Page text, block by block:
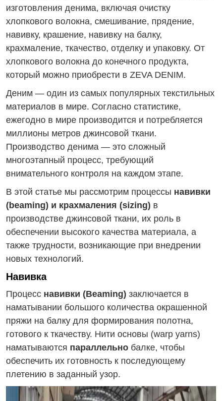
изготовления денима, включая очистку
хлопкового волокна, смешивание, прядение,
навивку, крашение, навивку на балку,
крахмаление, ткачество, отделку и упаковку. От
хлопкового волокна до конечного продукта,
который можно приобрести в ZEVA DENIM.
Деним — один из самых популярных текстильных
материалов в мире. Согласно статистике,
ежегодно в мире производится и потребляется
миллионы метров джинсовой ткани.
Производство денима — это сложный
многоэтапный процесс, требующий
внимательного контроля на каждом этапе.
В этой статье мы рассмотрим процессы навивки
(beaming) и крахмаления (sizing) в
производстве джинсовой ткани, их роль в
обеспечении высокого качества материала, а
также трудности, возникающие при внедрении
новых технологий.
Навивка
Процесс навивки (Beaming) заключается в
наматывании большого количества окрашенной
пряжи на балку для формирования полотна,
готового к ткачеству. Нити основы (warp yarns)
наматываются параллельно балке, чтобы
обеспечить их готовность к последующему
плетению в заданный узор.